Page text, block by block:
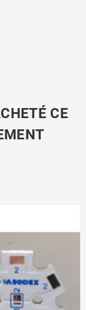
CE